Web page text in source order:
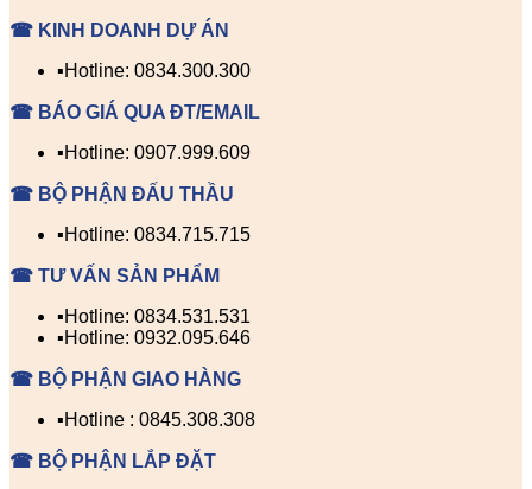
☎ KINH DOANH DỰ ÁN
▪️Hotline: 0834.300.300
☎ BÁO GIÁ QUA ĐT/EMAIL
▪️Hotline: 0907.999.609
☎ BỘ PHẬN ĐẤU THẦU
▪️Hotline: 0834.715.715
☎ TƯ VẤN SẢN PHẨM
▪️Hotline: 0834.531.531
▪️Hotline: 0932.095.646
☎ BỘ PHẬN GIAO HÀNG
▪️Hotline : 0845.308.308
☎ BỘ PHẬN LẮP ĐẶT